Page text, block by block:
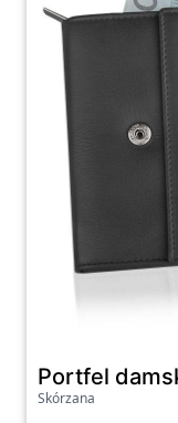
Portfel
Skórzana